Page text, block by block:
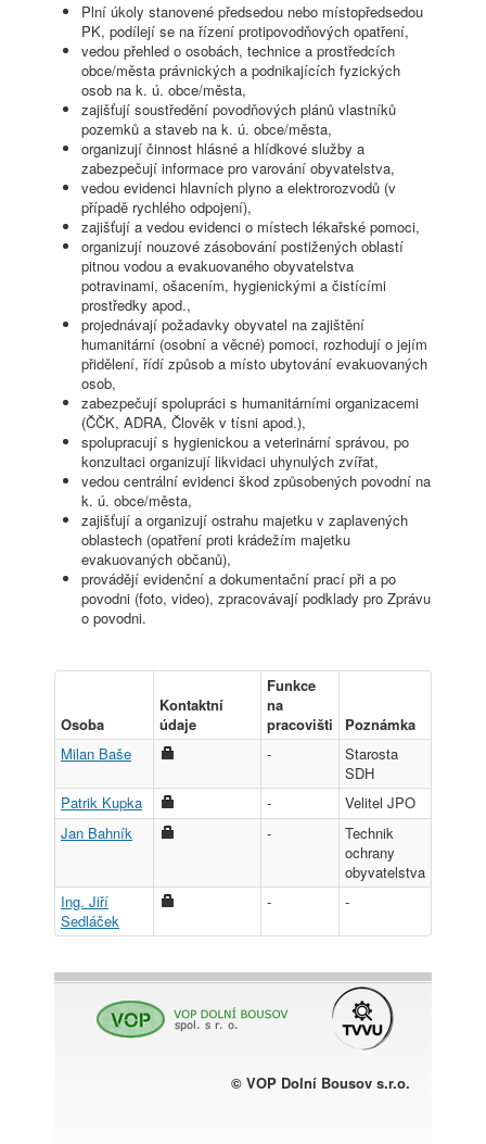
Plní úkoly stanovené předsedou nebo místopředsedou
PK, podílejí se na řízení protipovodňových opatření,
vedou přehled o osobách, technice a prostředcích
obce/města právnických a podnikajících fyzických
osob na k. ú. obce/města,
zajišťují soustředění povodňových plánů vlastníků
pozemků a staveb na k. ú. obce/města,
organizují činnost hlásné a hlídkové služby a
zabezpečují informace pro varování obyvatelstva,
vedou evidenci hlavních plyno a elektrorozvodů (v
případě rychlého odpojení),
zajišťují a vedou evidenci o místech lékařské pomoci,
organizují nouzové zásobování postižených oblastí
pitnou vodou a evakuovaného obyvatelstva
potravinami, ošacením, hygienickými a čistícími
prostředky apod.,
projednávají požadavky obyvatel na zajištění
humanitární (osobní a věcné) pomoci, rozhodují o jejím
přidělení, řídí způsob a místo ubytování evakuovaných
osob,
zabezpečují spolupráci s humanitárními organizacemi
(ČČK, ADRA, Člověk v tísni apod.),
spolupracují s hygienickou a veterinární správou, po
konzultaci organizují likvidaci uhynulých zvířat,
vedou centrální evidenci škod způsobených povodní na
k. ú. obce/města,
zajišťují a organizují ostrahu majetku v zaplavených
oblastech (opatření proti krádežím majetku
evakuovaných občanů),
provádějí evidenční a dokumentační prací při a po
povodni (foto, video), zpracovávají podklady pro Zprávu
o povodni.
Osoba
Kontaktní
údaje
Funkce
na
pracovišti
Poznámka
Milan Baše
-
Starosta
SDH
Patrik Kupka
-
Velitel JPO
Jan Bahník
-
Technik
ochrany
obyvatelstva
Ing. Jiří
Sedláček
- -
© VOP Dolní Bousov s.r.o.